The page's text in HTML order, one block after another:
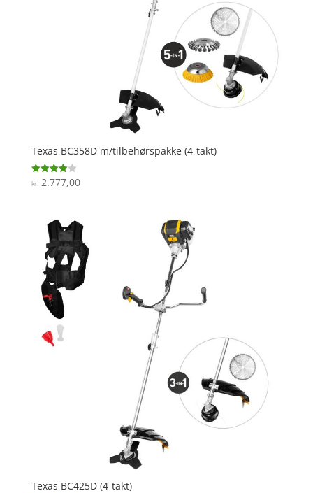
Texas BC358D m/tilbehørspakke (4-takt)
Vurderet
4
kr.2.777,00
Texas BC425D (4-takt)